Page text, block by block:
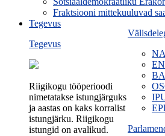
Fraktsiooni mittekuuluvad
BA
Tegevus
Tegevus
Riigikogu tööperioodi
nimetatakse istungjärguks
ja aastas on kaks korralist
istungjärku. Riigikogu
istungid on avalikud.